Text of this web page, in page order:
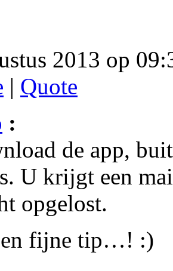
2013 op
| Quote
:
de app,
U krijgt een
opgelost.
fijne tip…! :)